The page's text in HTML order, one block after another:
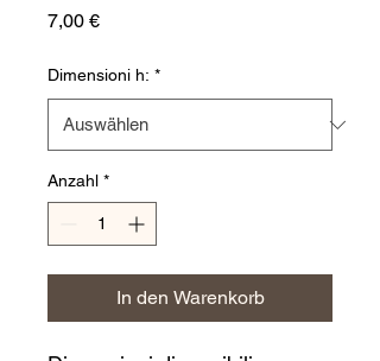
7,00 €Preis
Dimensioni h: *
Anzahl *
In den Warenkorb